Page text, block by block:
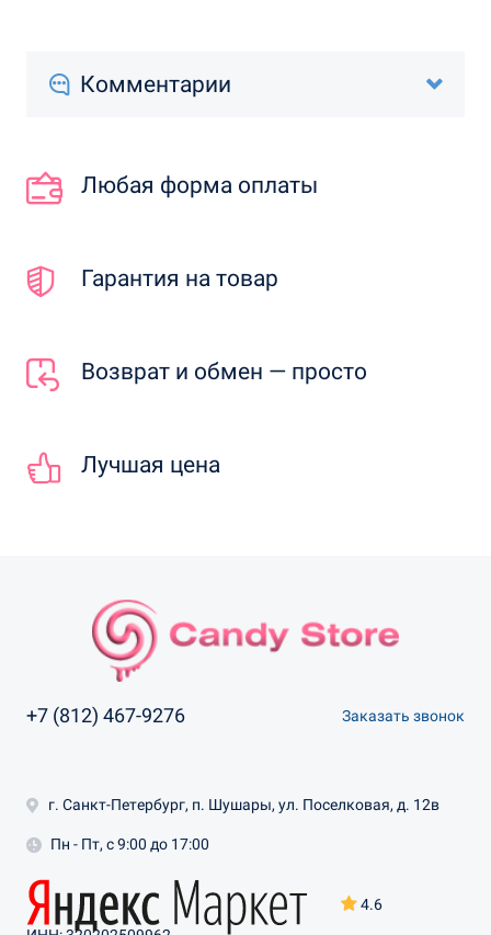
Комментарии
Любая форма оплаты
Гарантия на товар
Возврат и обмен — просто
Лучшая цена
+7 (812) 467-9276 Заказать звонок
4.6
г. Санкт-Петербург, п. Шушары, ул. Поселковая, д. 12в
Пн - Пт, с 9:00 до 17:00